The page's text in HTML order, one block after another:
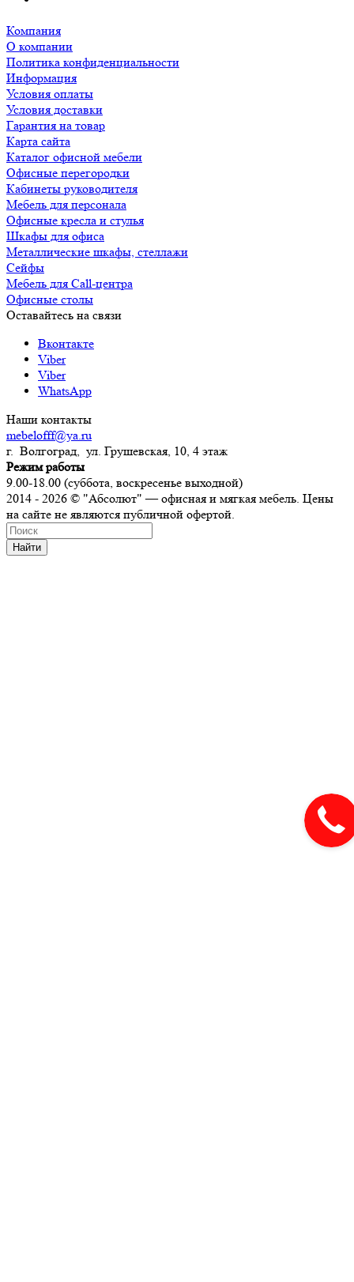
Компания
О компании
Политика конфиденциальности
Информация
Условия оплаты
Условия доставки
Гарантия на товар
Карта сайта
Каталог офисной мебели
Офисные перегородки
Кабинеты руководителя
Мебель для персонала
Офисные кресла и стулья
Шкафы для офиса
Металлические шкафы, стеллажи
Сейфы
Мебель для Call-центра
Офисные столы
Оставайтесь на связи
Вконтакте
Viber
Viber
WhatsApp
Наши контакты
mebelofff@ya.ru
г. Волгоград, ул. Грушевская, 10, 4 этаж
Режим работы
9.00-18.00 (суббота, воскресенье выходной)
2014 - 2026 © "Абсолют" — офисная и мягкая мебель. Цены
на сайте не являются публичной офертой.
Найти